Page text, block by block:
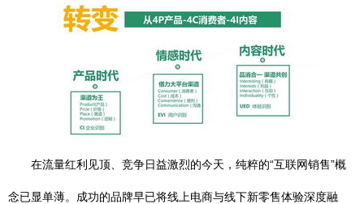
在流量红利见顶、竞争日益激烈的今天，纯粹的“互联网销售”概
念已显单薄。成功的品牌早已将线上电商与线下新零售体验深度融